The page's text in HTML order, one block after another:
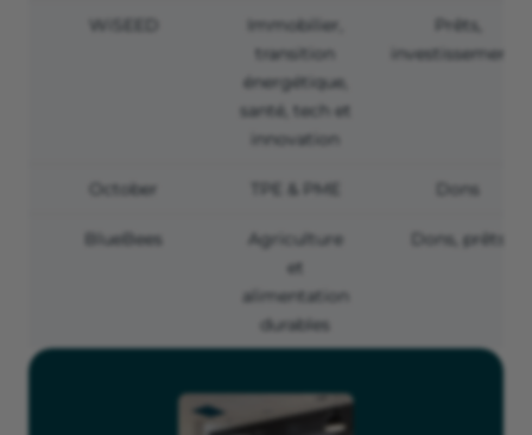
WiSEED
Immobilier,
transition
énergétique,
santé, tech et
innovation
Prêts,
investissements
October TPE & PME Dons
BlueBees
Agriculture
et
alimentation
durables
Dons, prêts